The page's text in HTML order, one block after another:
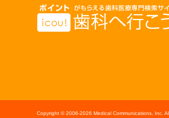
Copyright © 2006-2026 Medical Communications, Inc.